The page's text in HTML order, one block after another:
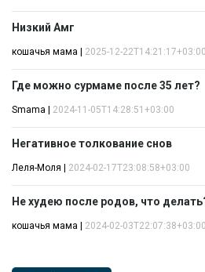
Низкий Амг
кошачья мама 2025-12-22T14:21:17+03:00
Где можно сурмаме после 35 лет?
Smama 2024-11-05T14:28:51+03:00
Негативное толкование снов
Леля-Моля 2024-02-17T23:08:58+03:00
Не худею после родов, что
кошачья мама 2024-02-03T22:07:38+03:00